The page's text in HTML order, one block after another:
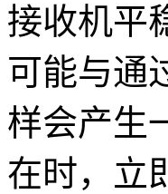
接收机平
可能与通
样会产生
在时，立